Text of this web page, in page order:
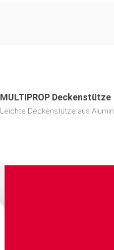
MULTIPROP Deckenstütze
Leichte Deckenstütze aus